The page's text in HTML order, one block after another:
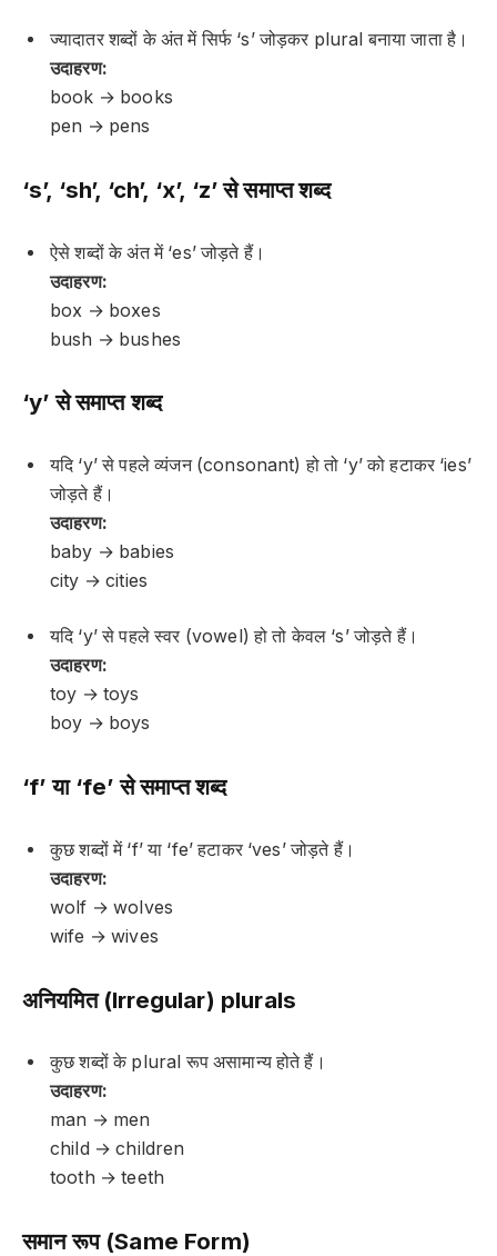
ज्यादातर शब्दों के अंत में सिर्फ ‘s’ जोड़कर plural बनाया जाता है।
उदाहरण:
book → books
pen → pens
‘s’, ‘sh’, ‘ch’, ‘x’, ‘z’ से समाप्त शब्द
ऐसे शब्दों के अंत में ‘es’ जोड़ते हैं।
उदाहरण:
box → boxes
bush → bushes
‘y’ से समाप्त शब्द
यदि ‘y’ से पहले व्यंजन (consonant) हो तो ‘y’ को हटाकर ‘ies’
जोड़ते हैं।
उदाहरण:
baby → babies
city → cities
यदि ‘y’ से पहले स्वर (vowel) हो तो केवल ‘s’ जोड़ते हैं।
उदाहरण:
toy → toys
boy → boys
‘f’ या ‘fe’ से समाप्त शब्द
कुछ शब्दों में ‘f’ या ‘fe’ हटाकर ‘ves’ जोड़ते हैं।
उदाहरण:
wolf → wolves
wife → wives
अनियमित (Irregular) plurals
कुछ शब्दों के plural रूप असामान्य होते हैं।
उदाहरण:
man → men
child → children
tooth → teeth
समान रूप (Same Form)